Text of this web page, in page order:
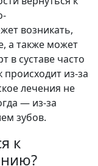
возникать,
а также может
в суставе часто
из-за
лечения не
— из-за
зубов.
к